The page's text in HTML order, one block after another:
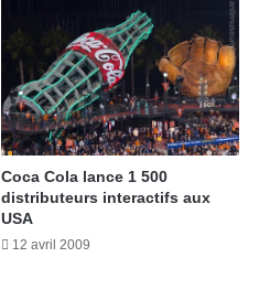
Coca Cola lance 1 500
distributeurs interactifs aux
USA
12 avril 2009